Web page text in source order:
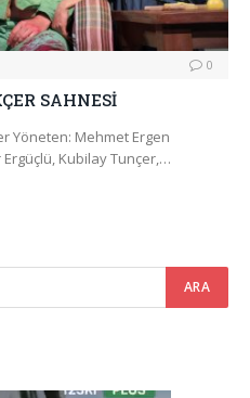
0
SAHNESİ
Yöneten: Mehmet Ergen
Kubilay Tunçer,…